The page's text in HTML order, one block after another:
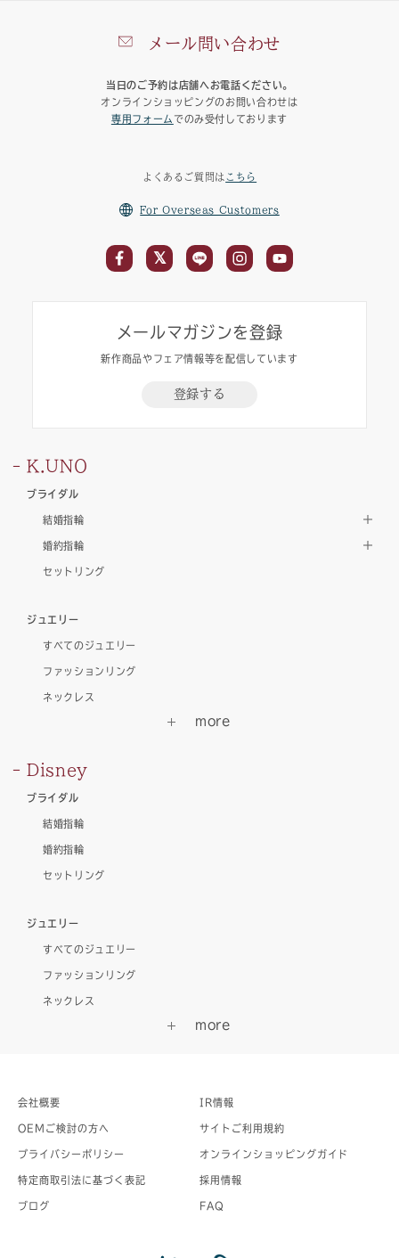
メール問い合わせ
当日のご予約は店舗へお電話ください。
オンラインショッピングのお問い合わせは
専用フォーム でのみ受付しております
よくあるご質問は こちら
For Overseas Customers
メールマガジンを登録
新作商品やフェア情報等を配信しています
登録する
K.UNO
ブライダル
結婚指輪
婚約指輪
セットリング
ジュエリー
すべてのジュエリー
ファッションリング
ネックレス
Disney
ブライダル
結婚指輪
婚約指輪
セットリング
ジュエリー
すべてのジュエリー
ファッションリング
ネックレス
会社概要 IR情報
OEMご検討の方へ サイトご利用規約
プライバシーポリシー オンラインショッピングガイド
特定商取引法に基づく表記 採用情報
ブログ FAQ